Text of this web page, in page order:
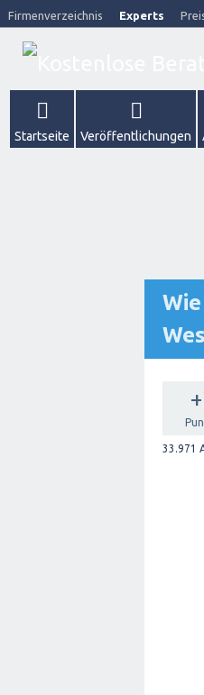
Firmenverzeichnis Experts
Startseite Veröffentlichungen
33.971